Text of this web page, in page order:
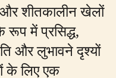
और शीतकालीन खेलों
रूप में प्रसिद्ध,
और लुभावने दृश्यों
के लिए एक